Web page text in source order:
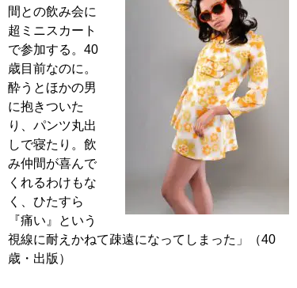
間との飲み会に
超ミニスカート
で参加する。40
歳目前なのに。
酔うとほかの男
に抱きついた
り、パンツ丸出
しで寝たり。飲
み仲間が喜んで
くれるわけもな
く、ひたすら
『痛い』という
視線に耐えかねて疎遠になってしまった」（40
歳・出版）